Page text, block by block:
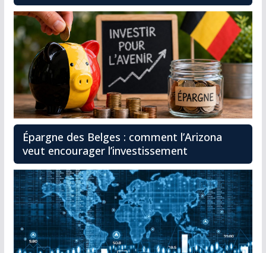
Épargne des Belges : comment l’Arizona
veut encourager l’investissement